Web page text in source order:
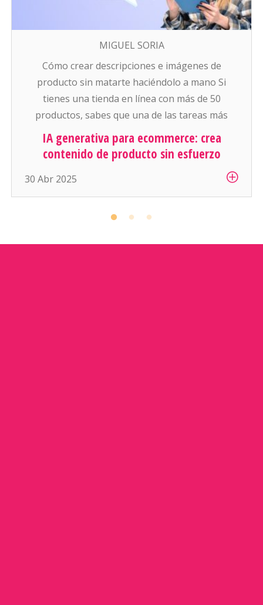
MIGUEL SORIA
Cómo crear descripciones e imágenes de
producto sin matarte haciéndolo a mano Si
tienes una tienda en línea con más de 50
productos, sabes que una de las tareas más
pesadas (y aburridas) es: escribir descripciones
atractivas y conseguir buenas fotos para cada
artículo. Y si manejas cientos o miles de
productos… es simplemente inhumano […]
IA generativa para ecommerce: crea
contenido de producto sin esfuerzo
30 Abr 2025